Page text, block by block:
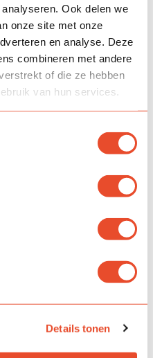
Ook delen we
onze site met onze
en analyse. Deze
combineren met andere
of die ze hebben
van hun services.
Details tonen